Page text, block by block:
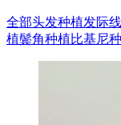
全部头发种植发际
植鬓角种植比基尼